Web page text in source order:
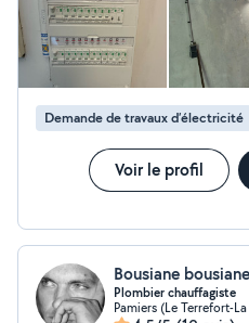
Demande de travaux d’électricité
Voir le profil
Bousiane
Plombier chauffagiste
Pamiers (Le Terrefort-